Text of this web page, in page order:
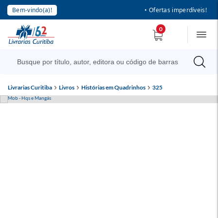
Bem-vindo(a)! • Ofertas imperdíveis!
0
Livrarias Curitiba Livros Histórias em Quadrinhos 325